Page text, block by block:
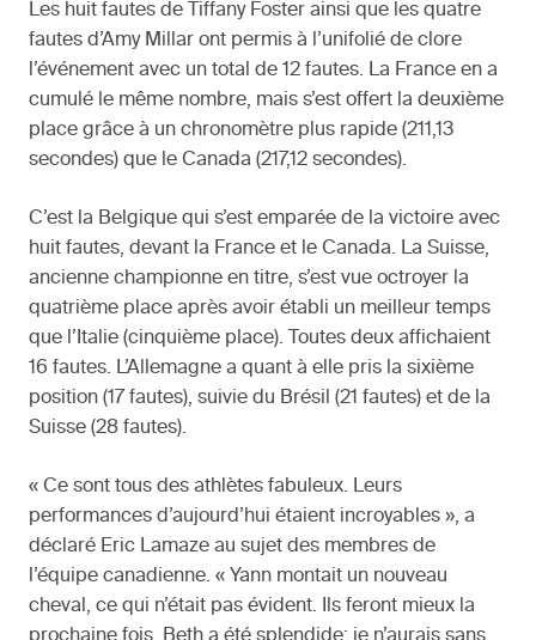
Les huit fautes de Tiffany Foster ainsi que les quatre
fautes d’Amy Millar ont permis à l’unifolié de clore
l’événement avec un total de 12 fautes. La France en a
cumulé le même nombre, mais s’est offert la deuxième
place grâce à un chronomètre plus rapide (211,13
secondes) que le Canada (217,12 secondes).
C’est la Belgique qui s’est emparée de la victoire avec
huit fautes, devant la France et le Canada. La Suisse,
ancienne championne en titre, s’est vue octroyer la
quatrième place après avoir établi un meilleur temps
que l’Italie (cinquième place). Toutes deux affichaient
16 fautes. L’Allemagne a quant à elle pris la sixième
position (17 fautes), suivie du Brésil (21 fautes) et de la
Suisse (28 fautes).
« Ce sont tous des athlètes fabuleux. Leurs
performances d’aujourd’hui étaient incroyables », a
déclaré Eric Lamaze au sujet des membres de
l’équipe canadienne. « Yann montait un nouveau
cheval, ce qui n’était pas évident. Ils feront mieux la